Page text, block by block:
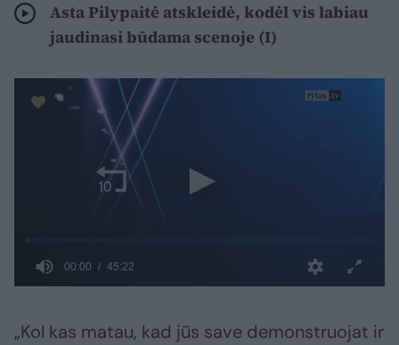
Asta Pilypaitė atskleidė, kodėl vis labiau
jaudinasi būdama scenoje (I)
„Kol kas matau, kad jūs save demonstruojat ir